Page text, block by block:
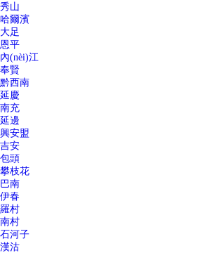
秀山
哈爾濱
大足
恩平
內(nèi)江
奉賢
黔西南
延慶
南充
延邊
興安盟
吉安
包頭
攀枝花
巴南
伊春
羅村
南村
石河子
漢沽